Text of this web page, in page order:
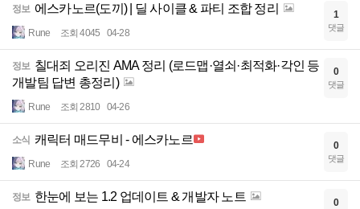
정보 에스카노르(도끼) | 딜 사이클 & 파티 조합 정리
Rune 조회 4045 04-28
1
댓글
정보 칠대죄 오리진 AMA 정리 (로드맵·열쇠·최적화·각인 등
개발팀 답변 총정리)
Rune 조회 2810 04-26
0
댓글
소식 캐릭터 매드무비 - 에스카노르
Rune 조회 2726 04-24
0
댓글
정보 한눈에 보는 1.2 업데이트 & 개발자 노트 0